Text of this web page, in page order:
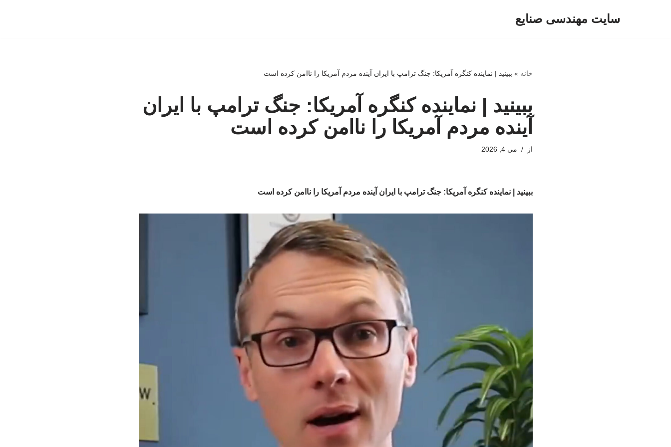
سایت مهندسی صنایع
خانه » ببینید | نماینده کنگره آمریکا: جنگ ترامپ با ایران آینده مردم آمریکا را ناامن کرده است
ببینید | نماینده کنگره آمریکا: جنگ ترامپ با ایران
آینده مردم آمریکا را ناامن کرده است
از می 4, 2026
ببینید | نماینده کنگره آمریکا: جنگ ترامپ با ایران آینده مردم آمریکا را ناامن کرده است